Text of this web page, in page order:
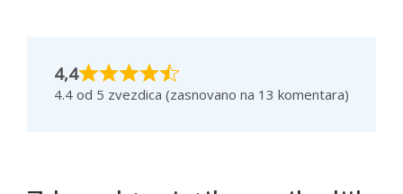
4,4
4.4 od 5 zvezdica (zasnovano na 13 komentara)